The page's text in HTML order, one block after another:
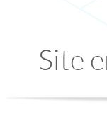
Site